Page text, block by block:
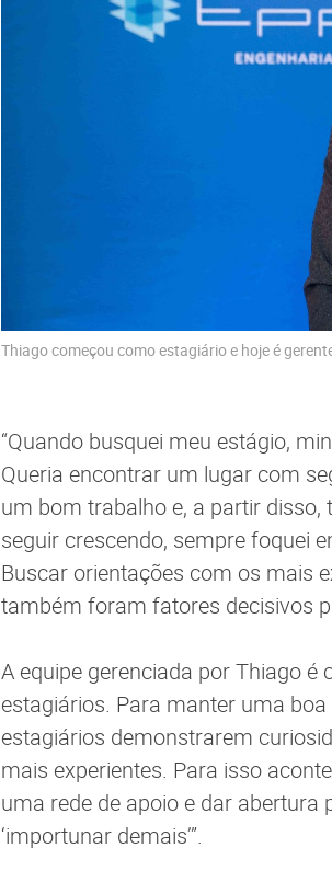
Thiago começou como estagiário e hoje é
“Quando busquei meu estágio,
Queria encontrar um lugar com
um bom trabalho e, a partir
seguir crescendo, sempre foquei
Buscar orientações com os mais
também foram fatores decisivos
A equipe gerenciada por Thiago
estagiários. Para manter uma
estagiários demonstrarem
mais experientes. Para isso
uma rede de apoio e dar abertura
‘importunar demais’”.